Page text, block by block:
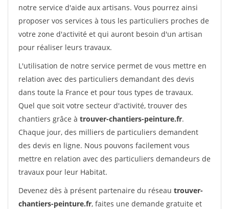
notre service d'aide aux artisans. Vous pourrez ainsi
proposer vos services à tous les particuliers proches de
votre zone d'activité et qui auront besoin d'un artisan
pour réaliser leurs travaux.
L'utilisation de notre service permet de vous mettre en
relation avec des particuliers demandant des devis
dans toute la France et pour tous types de travaux.
Quel que soit votre secteur d'activité, trouver des
chantiers grâce à trouver-chantiers-peinture.fr.
Chaque jour, des milliers de particuliers demandent
des devis en ligne. Nous pouvons facilement vous
mettre en relation avec des particuliers demandeurs de
travaux pour leur Habitat.
Devenez dès à présent partenaire du réseau trouver-
chantiers-peinture.fr, faites une demande gratuite et